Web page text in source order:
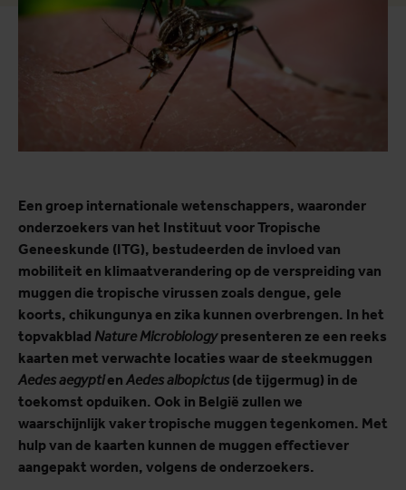
Een groep internationale wetenschappers, waaronder
onderzoekers van het Instituut voor Tropische
Geneeskunde (ITG), bestudeerden de invloed van
mobiliteit en klimaatverandering op de verspreiding van
muggen die tropische virussen zoals dengue, gele
koorts, chikungunya en zika kunnen overbrengen. In het
topvakblad Nature Microbiologypresenteren ze een reeks
kaarten met verwachte locaties waar de steekmuggen
Aedes aegyptien Aedes albopictus (de tijgermug) in de
toekomst opduiken. Ook in België zullen we
waarschijnlijk vaker tropische muggen tegenkomen. Met
hulp van de kaarten kunnen de muggen effectiever
aangepakt worden, volgens de onderzoekers.